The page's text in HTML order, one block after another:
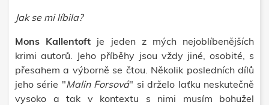
Jak se mi líbila?
Mons Kallentoft je jeden z mých nejoblíbenějších
krimi autorů. Jeho příběhy jsou vždy jiné, osobité, s
přesahem a výborně se čtou. Několik posledních dílů
jeho série "Malin Forsová" si drželo laťku neskutečně
vysoko a tak v kontextu s nimi musím bohužel